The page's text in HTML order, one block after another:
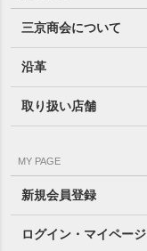
三京商会について
沿革
取り扱い店舗
MY PAGE
新規会員登録
ログイン・マイページ